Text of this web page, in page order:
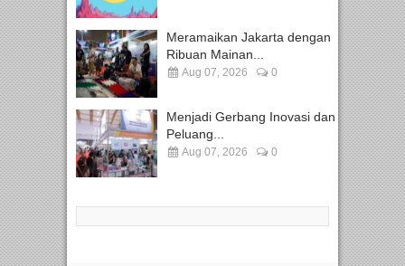
Meramaikan Jakarta dengan
Ribuan Mainan...
Aug 07, 2026 0
Menjadi Gerbang Inovasi dan
Peluang...
Aug 07, 2026 0